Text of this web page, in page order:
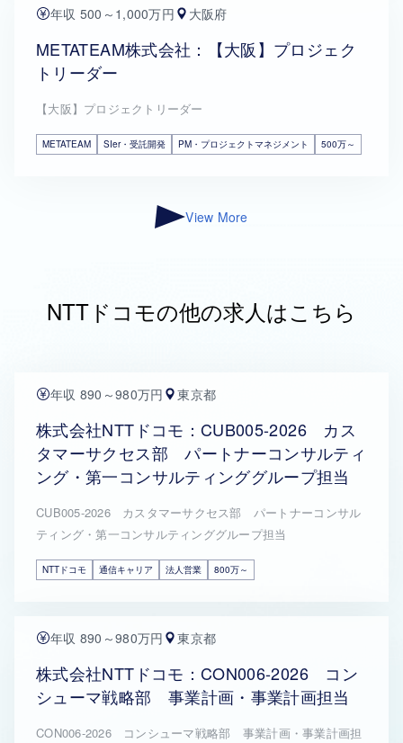
年収 500～1,000万円 大阪府
METATEAM株式会社：【大阪】プロジェク
トリーダー
【大阪】プロジェクトリーダー
METATEAM SIer・受託開発 PM・プロジェクトマネジメント 500万～
View More
NTTドコモの他の求人はこちら
年収 890～980万円 東京都
株式会社NTTドコモ：CUB005-2026 カス
タマーサクセス部 パートナーコンサルティ
ング・第一コンサルティンググループ担当
CUB005-2026 カスタマーサクセス部 パートナーコンサル
ティング・第一コンサルティンググループ担当
NTTドコモ 通信キャリア 法人営業 800万～
年収 890～980万円 東京都
株式会社NTTドコモ：CON006-2026 コン
シューマ戦略部 事業計画・事業計画担当
CON006-2026 コンシューマ戦略部 事業計画・事業計画担